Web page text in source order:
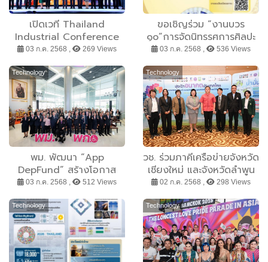
เปิดเวที Thailand
Industrial Conference
2025: ผนึกพลัง 8 สถาบัน
อุตสาหกรรมไทย
03 ก.ค. 2568 , 269 Views
ขอเชิญร่วม “งานบวร
๑๐”การจัดนิทรรศการศิลปะ
เฉลิมพระเกียรติ พระบาท
หัวฯ และการประกาศผลการ
ประกวดวาดภาพบนพัดจีบ
ชิงถ้วยพระราชทาน ณ ลาน
กิจกรรม Living Hall ชั้น 3
ศูนย์การค้าสยามพารากอน
03 ก.ค. 2568 , 536 Views
Technology
พม. พัฒนา “App
DepFund” สร้างโอกาส
“คนพิการและผู้ดูแล” เข้าถึง
คนพิการเป็นส่วนหนึ่งในการ
ขับเคลื่อนเศรษฐกิจไทย
03 ก.ค. 2568 , 512 Views
Technology
วช. ร่วมภาคีเครือข่ายจังหวัด
เชียงใหม่ และจังหวัดลำพูน
“มุ่งเป้าอนาคตประเทศไทย
ด้วยวิจัยและนวัตกรรม
02 ก.ค. 2568 , 298 Views
Technology Technology